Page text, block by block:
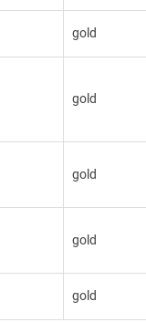
gold
gold
gold
gold
gold